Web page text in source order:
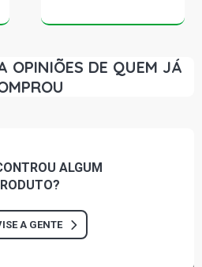
OPINIÕES DE QUEM JÁ
ALGUM
A GENTE